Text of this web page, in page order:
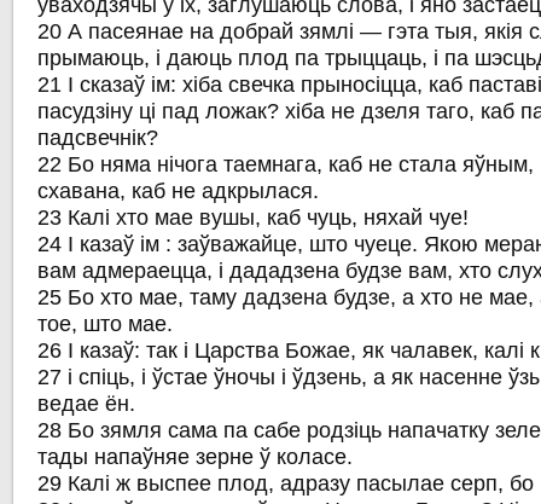
уваходзячы ў іх, заглушаюць слова, і яно
20 А пасеянае на добрай зямлі — гэта тыя, якія
прымаюць, і даюць плод па трыццаць, і па
21 І сказаў ім: хіба свечка прыносіцца, каб
пасудзіну ці пад ложак? хіба не дзеля таго, каб
падсвечнік?
22 Бо няма нічога таемнага, каб не стала яўным,
схавана, каб не адкрылася.
23 Калі хто мае вушы, каб чуць, няхай чуе!
24 І казаў ім : заўважайце, што чуеце. Якою
вам адмераецца, і дададзена будзе вам, хто
25 Бо хто мае, таму дадзена будзе, а хто не мае,
тое, што мае.
26 І казаў: так і Царства Божае, як чалавек, калі
27 і спіць, і ўстае ўночы і ўдзень, а як насенне
ведае ён.
28 Бо зямля сама па сабе родзіць напачатку
тады напаўняе зерне ў коласе.
29 Калі ж выспее плод, адразу пасылае серп,